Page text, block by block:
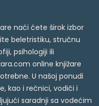
naći ćete širok izbor
beletristiku, stručnu
psihologiji ili
online knjižare
U našoj ponudi
kao i rečnici, vodiči i
saradnji sa vodećim